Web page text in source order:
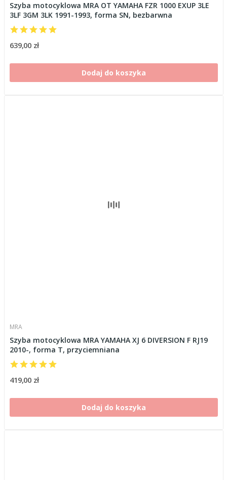
Szyba motocyklowa MRA OT YAMAHA FZR 1000 EXUP 3LE
3LF 3GM 3LK 1991-1993, forma SN, bezbarwna
639,00 zł
Dodaj do koszyka
MRA
Szyba motocyklowa MRA YAMAHA XJ 6 DIVERSION F RJ19
2010-, forma T, przyciemniana
419,00 zł
Dodaj do koszyka